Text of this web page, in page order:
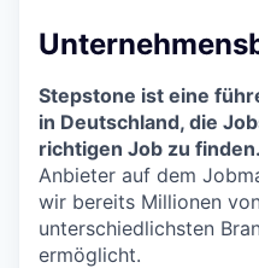
Stepstone ist eine
in Deutschland, die
richtigen Job zu finden.
Anbieter auf dem
wir bereits Millionen
unterschiedlichsten
ermöglicht.